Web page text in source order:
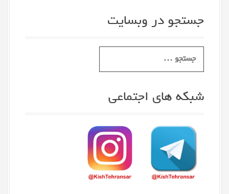
جستجو در وبسایت
a
c
شبکه های اجتماعی